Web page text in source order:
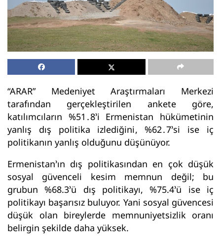
“ARAR” Medeniyet Araştırmaları Merkezi
tarafından gerçekleştirilen ankete göre,
katılımcıların %51․8’i Ermenistan hükümetinin
yanlış dış politika izlediğini, %62․7’si ise iç
politikanın yanlış olduğunu düşünüyor.
Ermenistan’ın dış politikasından en çok düşük
sosyal güvenceli kesim memnun değil; bu
grubun %68.3’ü dış politikayı, %75.4’ü ise iç
politikayı başarısız buluyor. Yani sosyal güvencesi
düşük olan bireylerde memnuniyetsizlik oranı
belirgin şekilde daha yüksek.